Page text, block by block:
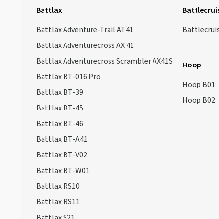
Battlax S23R G(1)
Battlax S23R M (1)
Battlax SC 2 Front (3)
Battlax SC 2 Front Rain
Battlax SC 2 Rear
Battlax SC 2 Rear Rain
Battlax SC Front
Battlax SC Rear
Battlax T30 Front
Battlax T30 Rear
Battlax T31 Front
Battlax T31 Rear
Battlax
Battlax Adventure-Trail AT41
Battlax Adventurecross AX 41
Battlax Adventurecross Scrambler AX41S
Battlax BT-016 Pro
Battlax BT-39
Battlax BT-45
Battlax BT-46
Battlax BT-A41
Battlax BT-V02
Battlax BT-W01
Battlax RS10
Battlax RS11
Hoop
Hoop B01
Hoop B02